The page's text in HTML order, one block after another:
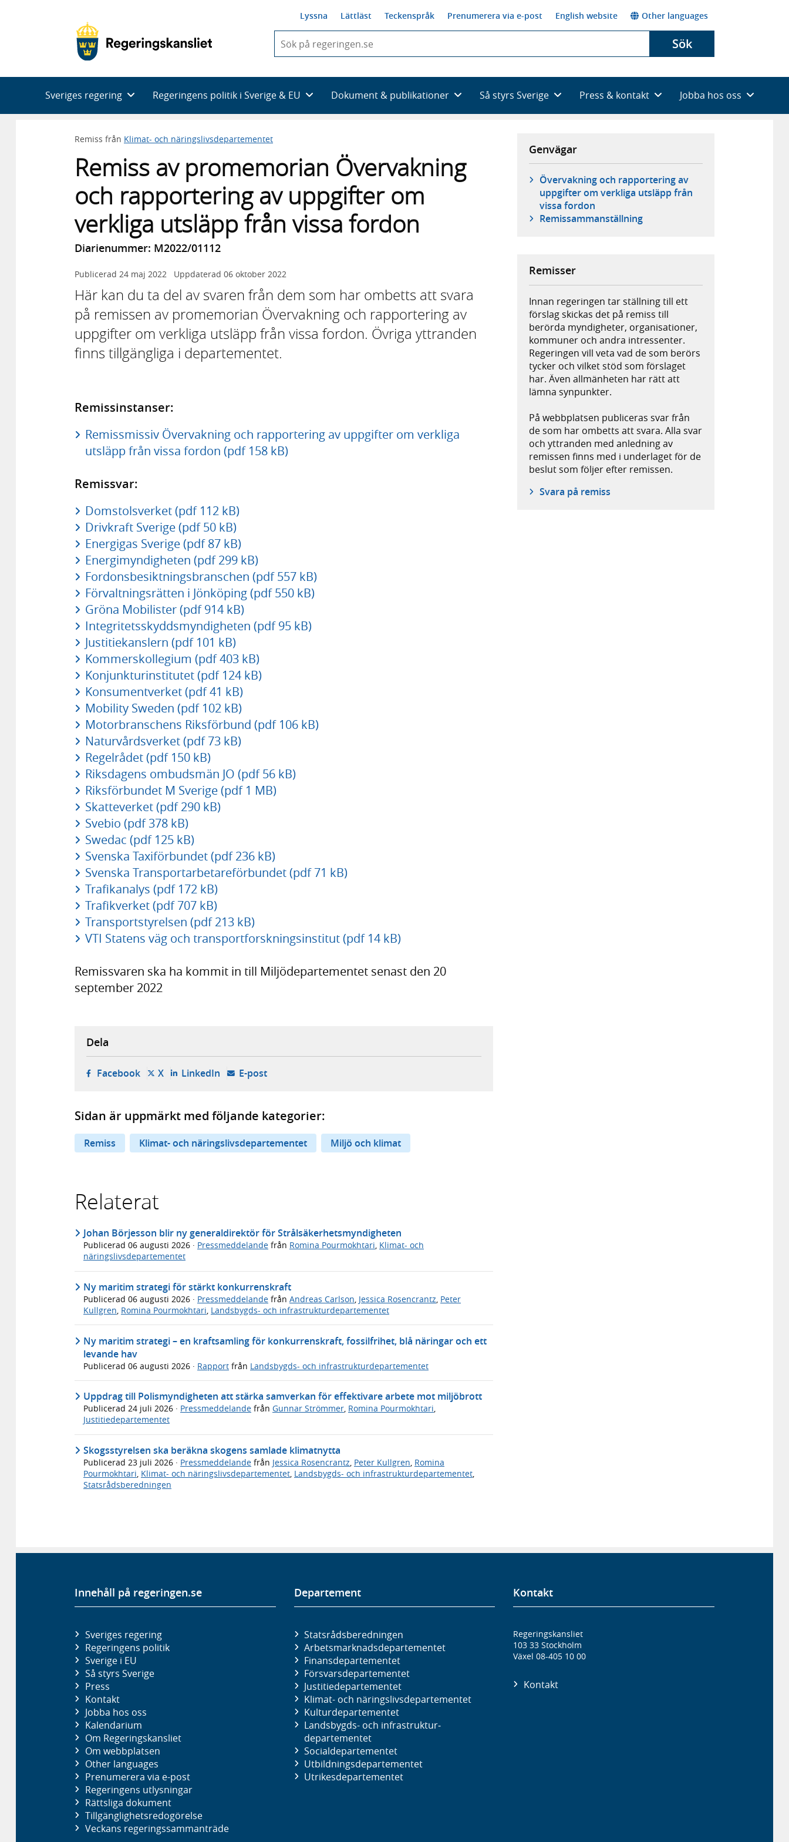
Lyssna Lättläst Teckenspråk Prenumerera via e-post English website Other languages
du
skriva
framträder
en
Sök
Sveriges regering Regeringens politik i Sverige & EU Dokument & publikationer Så styrs Sverige Press & kontakt Jobba hos oss
Remiss från Klimat- och näringslivsdepartementet
Remiss av promemorian Övervakning
och rapportering av uppgifter om
verkliga utsläpp från vissa fordon
Diarienummer: M2022/01112
Publicerad 24 maj 2022 Uppdaterad 06 oktober 2022
Här kan du ta del av svaren från dem som har ombetts att svara
på remissen av promemorian Övervakning och rapportering av
uppgifter om verkliga utsläpp från vissa fordon. Övriga yttranden
finns tillgängliga i departementet.
Remissinstanser:
Remissmissiv Övervakning och rapportering av uppgifter om verkliga
utsläpp från vissa fordon (pdf 158 kB)
Remissvar:
Domstolsverket (pdf 112 kB)
Drivkraft Sverige (pdf 50 kB)
Energigas Sverige (pdf 87 kB)
Energimyndigheten (pdf 299 kB)
Fordonsbesiktningsbranschen (pdf 557 kB)
Förvaltningsrätten i Jönköping (pdf 550 kB)
Gröna Mobilister (pdf 914 kB)
Integritetsskyddsmyndigheten (pdf 95 kB)
Justitiekanslern (pdf 101 kB)
Kommerskollegium (pdf 403 kB)
Konjunkturinstitutet (pdf 124 kB)
Konsumentverket (pdf 41 kB)
Mobility Sweden (pdf 102 kB)
Motorbranschens Riksförbund (pdf 106 kB)
Naturvårdsverket (pdf 73 kB)
Regelrådet (pdf 150 kB)
Riksdagens ombudsmän JO (pdf 56 kB)
Riksförbundet M Sverige (pdf 1 MB)
Skatteverket (pdf 290 kB)
Svebio (pdf 378 kB)
Swedac (pdf 125 kB)
Svenska Taxiförbundet (pdf 236 kB)
Svenska Transportarbetareförbundet (pdf 71 kB)
Trafikanalys (pdf 172 kB)
Trafikverket (pdf 707 kB)
Transportstyrelsen (pdf 213 kB)
VTI Statens väg och transportforskningsinstitut (pdf 14 kB)
Remissvaren ska ha kommit in till Miljödepartementet senast den 20
september 2022
Genvägar
Övervakning och rapportering av
uppgifter om verkliga utsläpp från
vissa fordon
Remissammanställning
Remisser
Innan regeringen tar ställning till ett
förslag skickas det på remiss till
berörda myndigheter, organisationer,
kommuner och andra intressenter.
Regeringen vill veta vad de som berörs
tycker och vilket stöd som förslaget
har. Även allmänheten har rätt att
lämna synpunkter.
På webbplatsen publiceras svar från
de som har ombetts att svara. Alla svar
och yttranden med anledning av
remissen finns med i underlaget för de
beslut som följer efter remissen.
Svara på remiss
Dela
Facebook- öppnas i ny flik, extern webbplats,
X- öppnas i ny flik, extern webbplats,
LinkedIn- öppnas i ny flik, extern webbplats,
E-post- öppnar din e-postklient,
Sidan är uppmärkt med följande kategorier:
Remiss Klimat- och näringslivsdepartementet Miljö och klimat
Relaterat
Johan Börjesson blir ny generaldirektör för Strålsäkerhetsmyndigheten
Publicerad 06 augusti 2026 · Pressmeddelande från Romina Pourmokhtari, Klimat- och
näringslivsdepartementet
Ny maritim strategi för stärkt konkurrenskraft
Publicerad 06 augusti 2026 · Pressmeddelande från Andreas Carlson, Jessica Rosencrantz, Peter
Kullgren, Romina Pourmokhtari, Landsbygds- och infrastrukturdepartementet
Ny maritim strategi – en kraftsamling för konkurrenskraft, fossilfrihet, blå näringar och ett
levande hav
Publicerad 06 augusti 2026 · Rapport från Landsbygds- och infrastrukturdepartementet
Uppdrag till Polismyndigheten att stärka samverkan för effektivare arbete mot miljöbrott
Publicerad 24 juli 2026 · Pressmeddelande från Gunnar Strömmer, Romina Pourmokhtari,
Justitiedepartementet
Skogsstyrelsen ska beräkna skogens samlade klimatnytta
Publicerad 23 juli 2026 · Pressmeddelande från Jessica Rosencrantz, Peter Kullgren, Romina
Pourmokhtari, Klimat- och näringslivsdepartementet, Landsbygds- och infrastrukturdepartementet,
Statsrådsberedningen
Innehåll på regeringen.se
Sveriges regering
Regeringens politik
Sverige i EU
Så styrs Sverige
Press
Kontakt
Jobba hos oss
Kalendarium
Om Regeringskansliet
Om webbplatsen
Other languages
Prenumerera via e-post
Regeringens utlysningar
Rättsliga dokument
Tillgänglighetsredogörelse
Veckans regeringssammanträde
Departement
Statsrådsberedningen
Arbetsmarknads­departementet
Finans­departementet
Försvars­departementet
Justitie­departementet
Klimat- och näringslivs­departementet
Kultur­departementet
Landsbygds- och infrastruktur­
departementet
Social­departementet
Utbildnings­departementet
Utrikes­departementet
Kontakt
Regeringskansliet
103 33 Stockholm
Växel 08-405 10 00
Kontakt